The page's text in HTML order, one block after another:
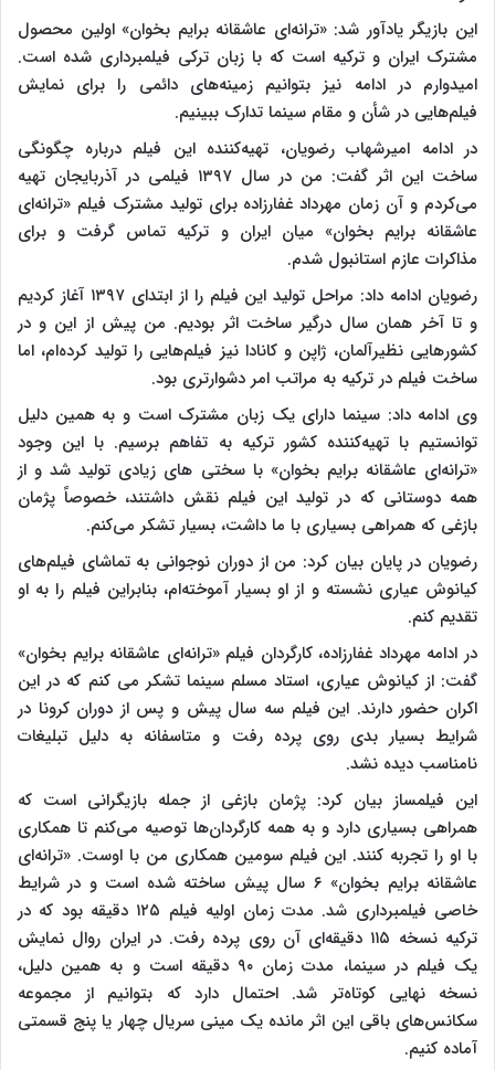
این بازیگر یادآور شد: «ترانه‌ای عاشقانه برایم بخوان» اولین محصول
مشترک ایران و ترکیه است که با زبان ترکی فیلمبرداری شده است.
امیدوارم در ادامه نیز بتوانیم زمینه‌های دائمی را برای نمایش
فیلم‌هایی در شأن و مقام سینما تدارک ببینیم.
در ادامه امیرشهاب رضویان، تهیه‌کننده این فیلم درباره چگونگی
ساخت این اثر گفت: من در سال ۱۳۹۷ فیلمی در آذربایجان تهیه
می‌کردم و آن زمان مهرداد غفارزاده برای تولید مشترک فیلم «ترانه‌ای
عاشقانه برایم بخوان» میان ایران و ترکیه تماس گرفت و برای
مذاکرات عازم استانبول شدم.
رضویان ادامه داد: مراحل تولید این فیلم را از ابتدای ۱۳۹۷ آغاز کردیم
و تا آخر همان سال درگیر ساخت اثر بودیم. من پیش از این و در
کشورهایی نظیرآلمان، ژاپن و کانادا نیز فیلم‌هایی را تولید کرده‌ام، اما
ساخت فیلم در ترکیه به مراتب امر دشوارتری بود.
وی ادامه داد: سینما دارای یک زبان مشترک است و به همین دلیل
توانستیم با تهیه‌کننده کشور ترکیه به تفاهم برسیم. با این وجود
«ترانه‌ای عاشقانه برایم بخوان» با سختی های زیادی تولید شد و از
همه دوستانی که در تولید این فیلم نقش داشتند، خصوصاً پژمان
بازغی که همراهی بسیاری با ما داشت، بسیار تشکر می‌کنم.
رضویان در پایان بیان کرد: من از دوران نوجوانی به تماشای فیلم‌های
کیانوش عیاری نشسته و از او بسیار آموخته‌ام، بنابراین فیلم را به او
تقدیم کنم.
در ادامه مهرداد غفارزاده، کارگردان فیلم «ترانه‌ای عاشقانه برایم بخوان»
گفت: از کیانوش عیاری، استاد مسلم سینما تشکر می کنم که در این
اکران حضور دارند. این فیلم سه سال پیش و پس از دوران کرونا در
شرایط بسیار بدی روی پرده رفت و متاسفانه به دلیل تبلیغات
نامناسب دیده نشد.
این فیلمساز بیان کرد: پژمان بازغی از جمله بازیگرانی است که
همراهی بسیاری دارد و به همه کارگردان‌ها توصیه می‌کنم تا همکاری
با او را تجربه کنند. این فیلم سومین همکاری من با اوست. «ترانه‌ای
عاشقانه برایم بخوان» ۶ سال پیش ساخته شده است و در شرایط
خاصی فیلمبرداری شد. مدت زمان اولیه فیلم ۱۲۵ دقیقه بود که در
ترکیه نسخه ۱۱۵ دقیقه‌ای آن روی پرده رفت. در ایران روال نمایش
یک فیلم در سینما، مدت زمان ۹۰ دقیقه است و به همین دلیل،
نسخه نهایی کوتاه‌تر شد. احتمال دارد که بتوانیم از مجموعه
سکانس‌های باقی این اثر مانده یک مینی سریال چهار یا پنج قسمتی
آماده کنیم.